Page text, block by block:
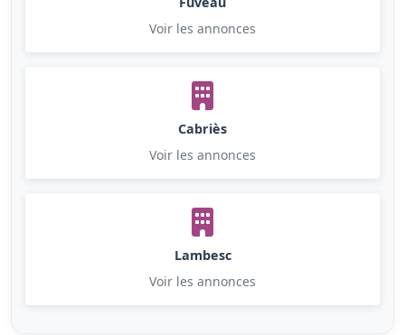
Voir les annonces
Cabriès
Voir les annonces
Lambesc
Voir les annonces